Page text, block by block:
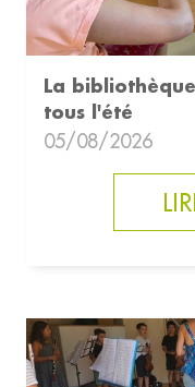
La
tous l'été
05/08/2026